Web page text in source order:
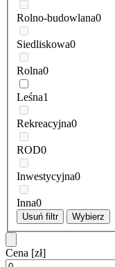
Rolno-budowlana0
Siedliskowa0
Rolna0
Leśna1
Rekreacyjna0
ROD0
Inwestycyjna0
Inna0
Usuń filtr Wybierz
Cena [zł]